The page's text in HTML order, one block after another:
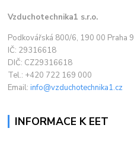
Vzduchotechnika1 s.r.o.
Podkovářská 800/6, 190 00 Praha 9
IČ: 29316618
DIČ: CZ29316618
Tel.: +420 722 169 000
Email:info@vzduchotechnika1.cz
INFORMACE K EET